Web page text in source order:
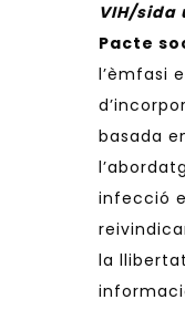
VIH/sida
Pacte
l’èmfasi
basada
infecció
la